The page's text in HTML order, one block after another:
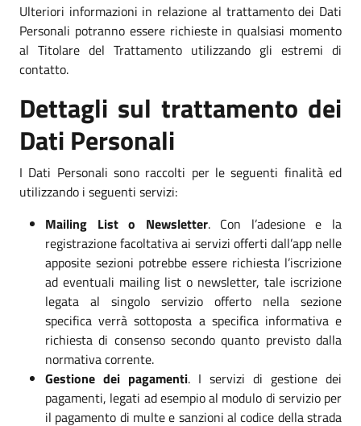
Ulteriori informazioni in relazione al trattamento dei Dati
Personali potranno essere richieste in qualsiasi momento
al Titolare del Trattamento utilizzando gli estremi di
contatto.
Dettagli sul trattamento dei
Dati Personali
I Dati Personali sono raccolti per le seguenti finalità ed
utilizzando i seguenti servizi:
Mailing List o Newsletter. Con l’adesione e la
registrazione facoltativa ai servizi offerti dall’app nelle
apposite sezioni potrebbe essere richiesta l’iscrizione
ad eventuali mailing list o newsletter, tale iscrizione
legata al singolo servizio offerto nella sezione
specifica verrà sottoposta a specifica informativa e
richiesta di consenso secondo quanto previsto dalla
normativa corrente.
Gestione dei pagamenti. I servizi di gestione dei
pagamenti, legati ad esempio al modulo di servizio per
il pagamento di multe e sanzioni al codice della strada